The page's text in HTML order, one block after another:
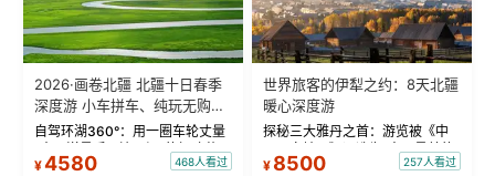
2026·画卷北疆 北疆十日春季
深度游 小车拼车、纯玩无购
物！
自驾环湖360°：用一圈车轮丈量
“大西洋最后一滴眼泪”的极致蔚
蓝。 赛湖旅拍：甄选多款风格服
¥4580 468人看过
世界旅客的伊犁之约：8天北疆
暖心深度游
探秘三大雅丹之首：游览被《中
国国家地理》评选为“中国最美的
三大雅丹”第一名的克拉玛依魔鬼
¥ 8500 257人看过